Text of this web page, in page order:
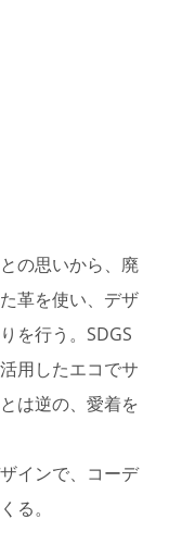
の思いから、廃
革を使い、デザ
を行う。SDGS
用したエコでサ
は逆の、愛着を
インで、コーデ
る。